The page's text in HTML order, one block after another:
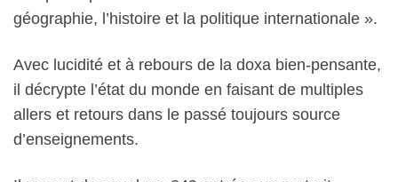
géographie, l’histoire et la politique internationale ».
Avec lucidité et à rebours de la doxa bien-pensante,
il décrypte l’état du monde en faisant de multiples
allers et retours dans le passé toujours source
d’enseignements.